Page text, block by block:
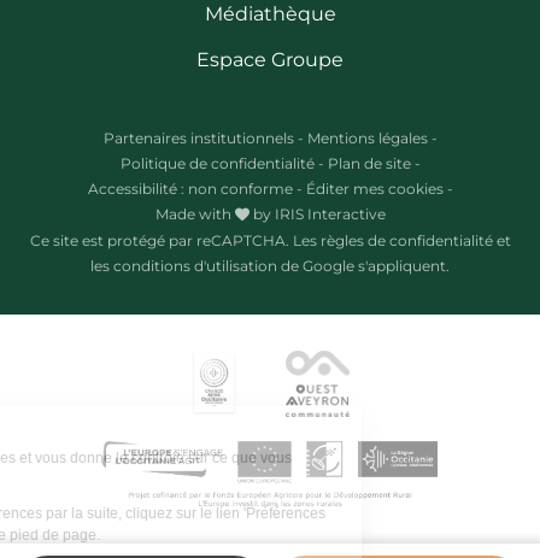
Médiathèque
Espace Groupe
Partenaires institutionnels - Mentions légales -
Politique de confidentialité - Plan de site -
Accessibilité : non conforme - Éditer mes cookies -
Made with
by IRIS Interactive
Ce site est protégé par reCAPTCHA. Les règles de confidentialitéet
les conditions d'utilisation de Google s'appliquent.
Ce site utilise des cookies et vous donne le contrôle sur ce que vous
Pour modifier vos préférences par la suite, cliquez sur le lien 'Préférences
de cookies' situé dans le pied de page.